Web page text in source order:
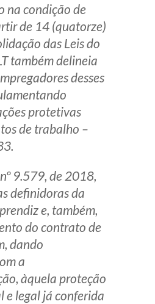
Receba por RSS
Setembro, 4698
PR 80240-000
(41) 2109-8666
(41) 98881-6616
na condição de
de 14 (quatorze)
das Leis do
também delineia
desses
protetivas
de trabalho –
9.579, de 2018,
definidoras da
e, também,
do contrato de
dando
a
àquela proteção
e legal já conferida